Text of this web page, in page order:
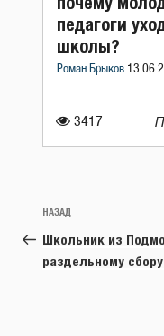
3417
педагоги
школы?
Роман Брыков
Навигация
по
записям
Предыдущая
запись:
НАЗАД
Школьник из
раздельному